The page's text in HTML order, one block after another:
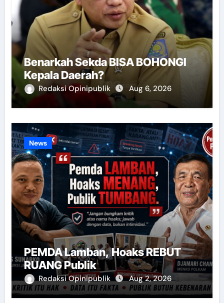
Benarkah Sekda BISA BOHONGI
Kepala Daerah?
Redaksi Opinipublik Aug 6, 2026
News
PEMDA Lamban, Hoaks REBUT
RUANG Publik
Redaksi Opinipublik Aug 2, 2026